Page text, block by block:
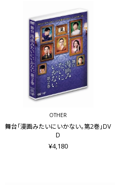
OTHER
舞台｢漫画みたいにいかない｡第2巻｣DV
D
¥4,180